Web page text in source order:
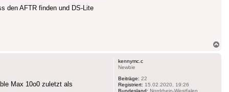
den AFTR finden und DS-Lite
kennymc.c
Newbie
Beiträge: 22
Registriert: 15.02.2020, 19:26
Bundesland: Nordrhein-Westfalen
Max 10o0 zuletzt als